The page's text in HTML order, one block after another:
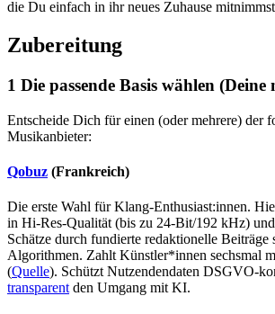
die Du einfach in ihr neues Zuhause mitnimmst
Zubereitung
1 Die passende Basis wählen
Entscheide Dich für einen (oder mehrere) der
Musikanbieter:
Qobuz (Frankreich)
Die erste Wahl für Klang-Enthusiast:innen.
in Hi-Res-Qualität (bis zu 24-Bit/192 kHz) und
Schätze durch fundierte redaktionelle Beiträge
Algorithmen. Zahlt Künstler*innen sechsmal
(Quelle). Schützt Nutzendendaten DSGVO-
transparent den Umgang mit KI.